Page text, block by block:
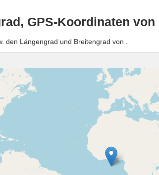
GPS-Koordinaten von
den Längengrad und Breitengrad von .